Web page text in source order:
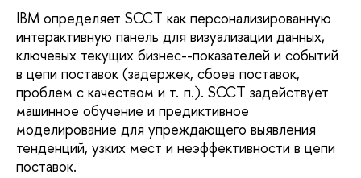
IBM определяет SCCT как персонализированную
интерактивную панель для визуализации данных,
ключевых текущих бизнес--показателей и событий
в цепи поставок (задержек, сбоев поставок,
проблем с качеством и т. п.). SCCT задействует
машинное обучение и предиктивное
моделирование для упреждающего выявления
тенденций, узких мест и неэффективности в цепи
поставок.